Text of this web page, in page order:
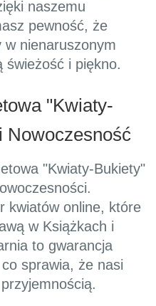
naszemu
pewność, że
w nienaruszonym
świeżość i piękno.
"Kwiaty-
Nowoczesność
"Kwiaty-Bukiety"
kwiatów online, które
w Książkach i
to gwarancja
sprawia, że nasi